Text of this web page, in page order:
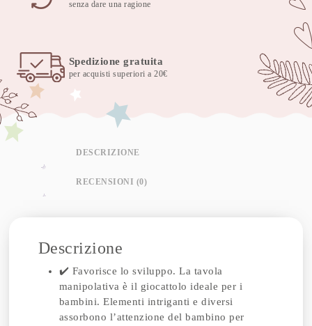
senza dare una ragione
Spedizione gratuita
per acquisti superiori a 20€
DESCRIZIONE
RECENSIONI (0)
Descrizione
✔️ Favorisce lo sviluppo. La tavola
manipolativa è il giocattolo ideale per i
bambini. Elementi intriganti e diversi
assorbono l’attenzione del bambino per